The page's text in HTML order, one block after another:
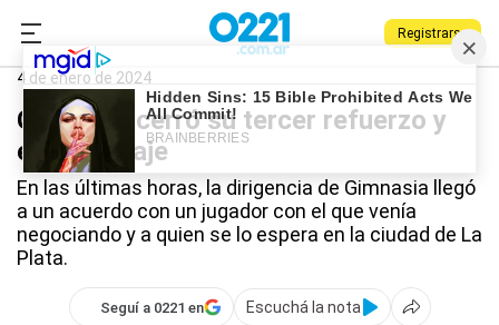
Registrarse
0221.com.ar Deportes
4 de enero de 2024
Gimnasia cerró su tercer refuerzo y
está en viaje
En las últimas horas, la dirigencia de Gimnasia llegó
a un acuerdo con un jugador con el que venía
negociando y a quien se lo espera en la ciudad de La
Plata.
Seguí a 0221 en
Escuchá la nota